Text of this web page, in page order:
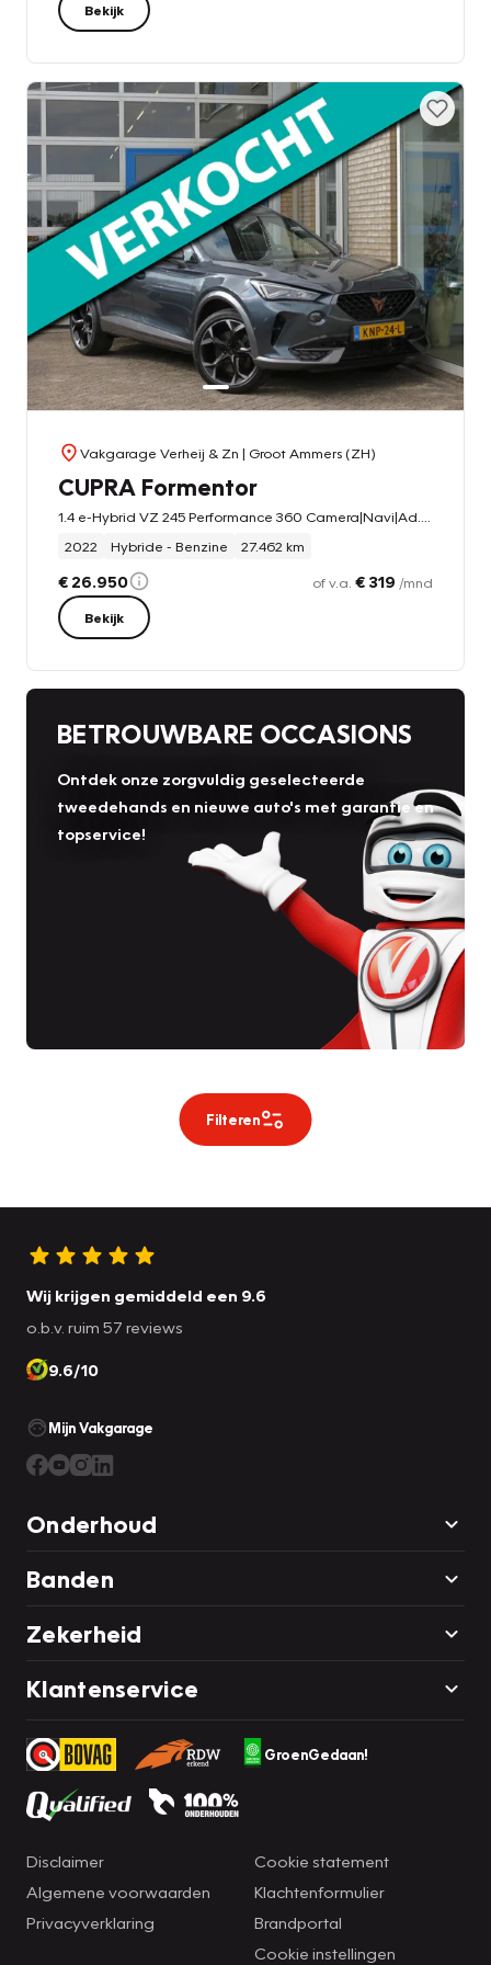
Bekijk
Vakgarage Verheij & Zn | Groot Ammers (ZH)
CUPRA Formentor
2022
Hybride - Benzine 27.462 km
€ 26.950 of v.a. € 319 /mnd
Bekijk
BETROUWBARE OCCASIONS
Ontdek onze zorgvuldig geselecteerde
tweedehands en nieuwe auto's met garantie en
topservice!
Filteren
Wij krijgen gemiddeld een 9.6
o.b.v. ruim 57 reviews
9.6/10
Mijn Vakgarage
Onderhoud
Banden
Zekerheid
Klantenservice
GroenGedaan!
Disclaimer
Algemene voorwaarden
Privacyverklaring
Cookie statement
Klachtenformulier
Brandportal
Cookie instellingen